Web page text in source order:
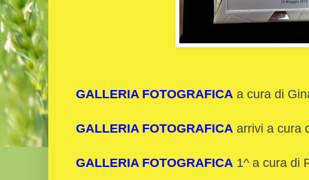
GALLERIA FOTOGRAFICA a cura di
GALLERIA FOTOGRAFICA arrivi a cura
GALLERIA FOTOGRAFICA 1^ a cura di